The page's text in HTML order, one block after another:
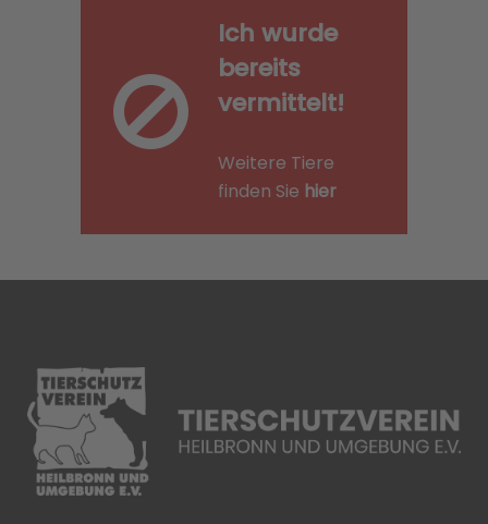
Ich wurde
bereits
vermittelt!
Weitere Tiere
finden Sie hier